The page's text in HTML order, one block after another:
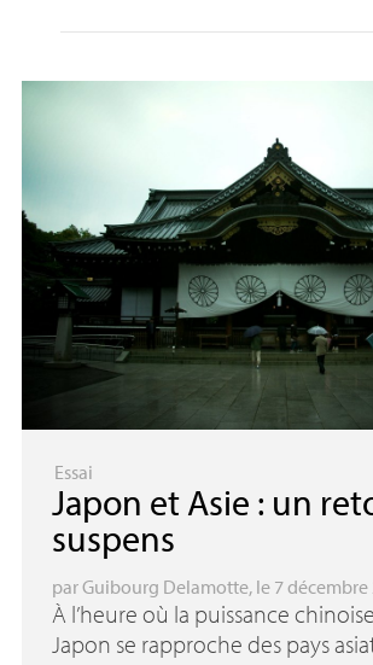
Essai
Japon et Asie : un
suspens
parGuibourg Delamotte, le 7 décembre
À l’heure où la puissance
Japon se rapproche des pays